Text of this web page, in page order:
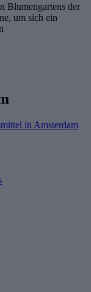
Blumengartens der
um sich ein
in Amsterdam